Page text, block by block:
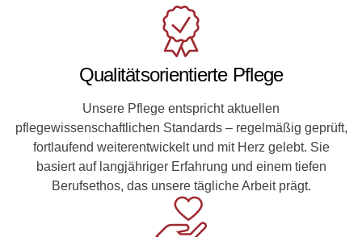
Qualitätsorientierte Pflege
Unsere Pflege entspricht aktuellen
pflegewissenschaftlichen Standards – regelmäßig geprüft,
fortlaufend weiterentwickelt und mit Herz gelebt. Sie
basiert auf langjähriger Erfahrung und einem tiefen
Berufsethos, das unsere tägliche Arbeit prägt.